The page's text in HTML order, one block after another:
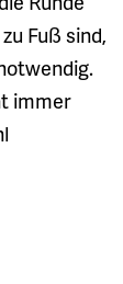
Fuß sind,
immer